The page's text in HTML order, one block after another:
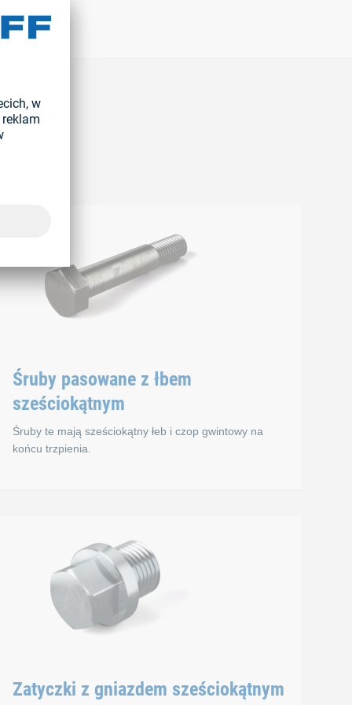
wstępnego. Po zamocowaniu wkrętu często tworzy on
warianty, np. wysoko wytrzymały wkręt
Śruby pasowane z łbem
sześciokątnym
Śruby te mają sześciokątny łeb i czop gwintowy na
końcu trzpienia.
Śruby te mają sześciokątny łeb i czop gwintowy na końcu
DIN 609
Zatyczki z gniazdem sześciokątnym